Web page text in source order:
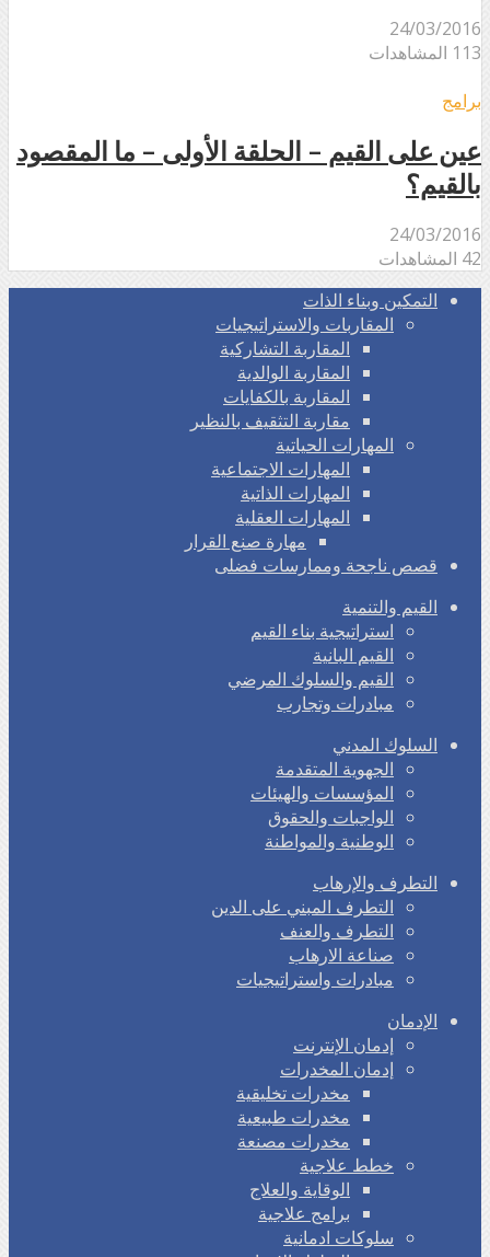
24/03/2016
113 المشاهدات
برامج
عين على القيم – الحلقة الأولى – ما المقصود
بالقيم؟
24/03/2016
42 المشاهدات
التمكين وبناء الذات
المقاربات والاستراتيجيات
المقاربة التشاركية
المقاربة الوالدية
المقاربة بالكفايات
مقاربة التثقيف بالنظير
المهارات الحياتية
المهارات الاجتماعية
المهارات الذاتية
المهارات العقلية
مهارة صنع القرار
قصص ناجحة وممارسات فضلى
القيم والتنمية
استراتيجية بناء القيم
القيم البانية
القيم والسلوك المرضي
مبادرات وتجارب
السلوك المدني
الجهوية المتقدمة
المؤسسات والهيئات
الواجبات والحقوق
الوطنية والمواطنة
التطرف والإرهاب
التطرف المبني على الدين
التطرف والعنف
صناعة الارهاب
مبادرات واستراتيجيات
الإدمان
إدمان الإنترنت
إدمان المخدرات
مخدرات تخليقية
مخدرات طبيعية
مخدرات مصنعة
خطط علاجية
الوقاية والعلاج
برامج علاجية
سلوكات ادمانية